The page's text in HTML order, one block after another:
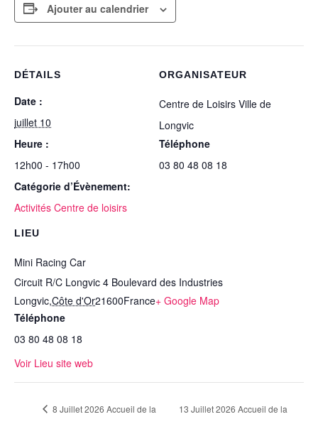
Ajouter au calendrier
DÉTAILS
Date :
juillet 10
Heure :
12h00 - 17h00
Catégorie d’Évènement:
Activités Centre de loisirs
LIEU
Mini Racing Car
Circuit R/C Longvic 4 Boulevard des Industries
Longvic,Côte d'Or21600France+ Google Map
Téléphone
03 80 48 08 18
Voir Lieu site web
ORGANISATEUR
Centre de Loisirs Ville de
Longvic
Téléphone
03 80 48 08 18
8 Juillet 2026 Accueil de la
13 Juillet 2026 Accueil de la